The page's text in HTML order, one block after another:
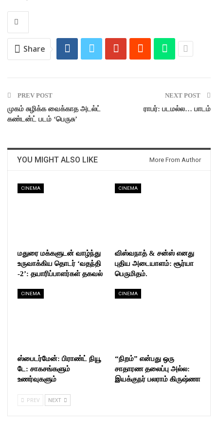
Share
PREV POST
முகம் சுழிக்க வைக்காத அடல்ட்
கண்டன்ட் படம் ‘பெருசு’
NEXT POST
ராபர்: படமல்ல… பாடம்
YOU MIGHT ALSO LIKE More From Author
CINEMA
மதுரை மக்களுடன் வாழ்ந்து
உருவாக்கிய தொடர் ‘வதந்தி
-2’: தயாரிப்பாளர்கள் தகவல்
CINEMA
விஸ்வநாத் & சன்ஸ் எனது
புதிய அடையாளம்: சூர்யா
பெருமிதம்.
CINEMA
ஸ்பைடர்மேன்: பிராண்ட் நியூ
டே: சாகசங்களும்
உணர்வுகளும்
CINEMA
“நிறம்” என்பது ஒரு
சாதாரண தலைப்பு அல்ல:
இயக்குநர் பலராம் கிருஷ்ணா
PREV NEXT